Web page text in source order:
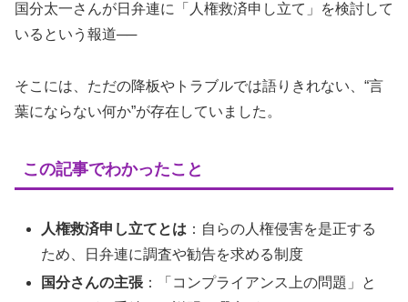
国分太一さんが日弁連に「人権救済申し立て」を検討して
いるという報道──
そこには、ただの降板やトラブルでは語りきれない、“言
葉にならない何か”が存在していました。
この記事でわかったこと
人権救済申し立てとは ：自らの人権侵害を是正する
ため、日弁連に調査や勧告を求める制度
国分さんの主張 ：「コンプライアンス上の問題」と